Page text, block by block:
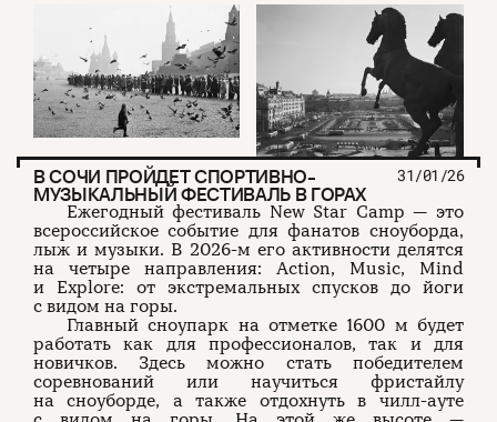
В СОЧИ ПРОЙДЕТ СПОРТИВНО-
МУЗЫКАЛЬНЫЙ ФЕСТИВАЛЬ В ГОРАХ
31/01/26
Ежегодный фестиваль New Star Camp — это
всероссийское событие для фанатов сноуборда,
лыж и музыки. В 2026-м его активности делятся
на четыре направления: Action, Music, Mind
и Explore: от экстремальных спусков до йоги
с видом на горы.
Главный сноупарк на отметке 1600 м будет
работать как для профессионалов, так и для
новичков. Здесь можно стать победителем
соревнований или научиться фристайлу
на сноуборде, а также отдохнуть в чилл-ауте